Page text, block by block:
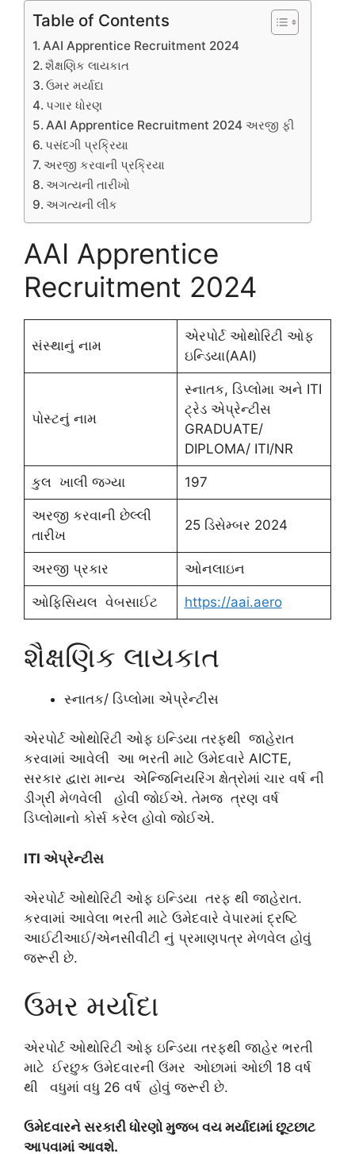
Table of Contents
AAI Apprentice Recruitment 2024
શૈક્ષણિક લાયકાત
ઉમર મર્યાદા
પગાર ધોરણ
AAI Apprentice Recruitment 2024 અરજી ફી
પસંદગી પ્રક્રિયા
અરજી કરવાની પ્રક્રિયા
અગત્યની તારીખો
અગત્યની લીંક
AAI Apprentice
Recruitment 2024
સંસ્થાનું નામ
એરપોર્ટ ઓથોરિટી ઓફ
ઇન્ડિયા(AAI)
પોસ્ટનું નામ
સ્નાતક, ડિપ્લોમા અને ITI
ટ્રેડ એપ્રેન્ટીસ
GRADUATE/
DIPLOMA/ ITI/NR
કુલ ખાલી જગ્યા 197
અરજી કરવાની છેલ્લી
તારીખ
25 ડિસેમ્બર 2024
અરજી પ્રકાર ઓનલાઇન
ઓફિસિયલ વેબસાઈટ https://aai.aero
શૈક્ષણિક લાયકાત
સ્નાતક/ ડિપ્લોમા એપ્રેન્ટીસ
એરપોર્ટ ઓથોરિટી ઓફ ઇન્ડિયા તરફથી જાહેરાત
કરવામાં આવેલી આ ભરતી માટે ઉમેદવારે AICTE,
સરકાર દ્વારા માન્ય એન્જિનિયરિંગ ક્ષેત્રોમાં ચાર વર્ષ ની
ડીગ્રી મેળવેલી હોવી જોઈએ. તેમજ ત્રણ વર્ષ
ડિપ્લોમાનો કોર્સ કરેલ હોવો જોઈએ.
ITI એપ્રેન્ટીસ
એરપોર્ટ ઓથોરિટી ઓફ ઇન્ડિયા તરફ થી જાહેરાત.
કરવામાં આવેલા ભરતી માટે ઉમેદવારે વેપારમાં દ્રષ્ટિ
આઈટીઆઈ/એનસીવીટી નું પ્રમાણપત્ર મેળવેલ હોવું
જરૂરી છે.
ઉમર મર્યાદા
એરપોર્ટ ઓથોરિટી ઓફ ઇન્ડિયા તરફથી જાહેર ભરતી
માટે ઈરછુક ઉમેદવારની ઉંમર ઓછામાં ઓછી 18 વર્ષ
થી વધુમાં વધુ 26 વર્ષ હોવું જરૂરી છે.
ઉમેદવારને સરકારી ધોરણો મુજબ વય મર્યાદામાં છૂટછાટ
આપવામાં આવશે.